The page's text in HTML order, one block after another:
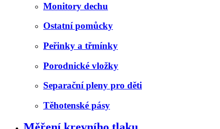
Monitory dechu
Ostatní pomůcky
Peřinky a třmínky
Porodnické vložky
Separační pleny pro děti
Těhotenské pásy